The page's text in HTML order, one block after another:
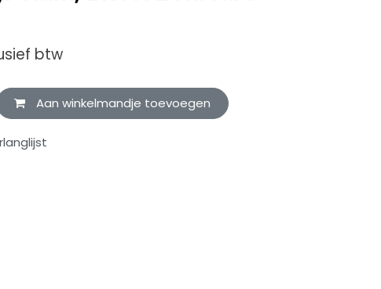
btw
Aan winkelmandje toevoegen